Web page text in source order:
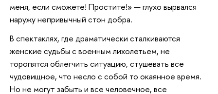
меня, если сможете! Простите!» — глухо вырвался
наружу непривычный стон добра.
В спектаклях, где драматически сталкиваются
женские судьбы с военным лихолетьем, не
торопятся облегчить ситуацию, стушевать все
чудовищное, что несло с собой то окаянное время.
Но не могут забыть и все человечное, все